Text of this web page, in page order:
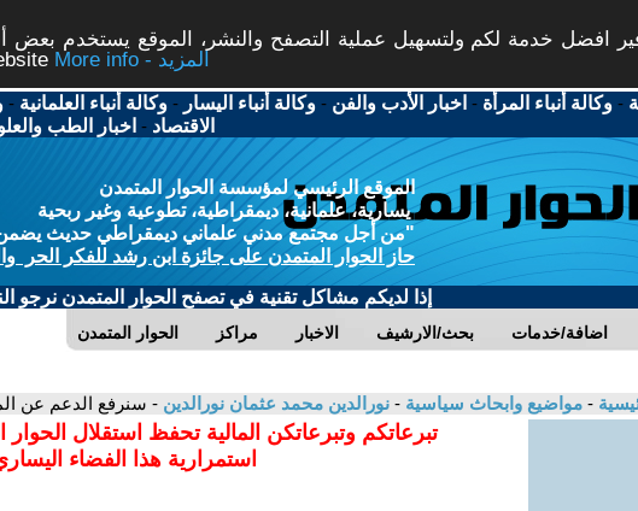
افضل خدمة لكم ولتسهيل عملية التصفح والنشر، الموقع يستخدم بعض
More info - المزيد
-وكالة أنباء المرأة - اخبار الأدب والفن -وكالة أنباء اليسار -وكالة أنباء العلمانية -
الاقتصاد - اخبار الطب
الموقع الرئيسي لمؤسسة الحوار المتمدن
يسارية، علمانية، ديمقراطية، تطوعية وغير ربحية
"من أجل مجتمع مدني علماني ديمقراطي حديث يضمن
حاز الحوار المتمدن على جائزة ابن رشد للفكر الحر
إذا لديكم مشاكل تقنية في تصفح الحوار المتمدن نرجو
الحوار المتمدن مراكز الاخبار بحث/الارشيف اضافة/خدمات
- مواضيع وابحاث سياسية - نورالدين محمد عثمان نورالدين - سنرفع الدعم عن
تبرعاتكم وتبرعاتكن المالية تحفظ استقلال
استمرارية هذا الفضاء